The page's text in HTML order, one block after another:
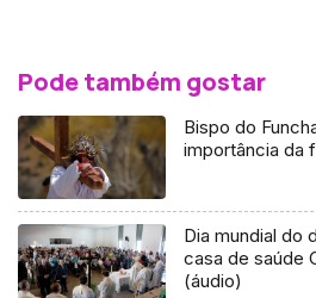
Pode também gostar
Bispo do
importância da
Dia mundial do
casa de saúde
(áudio)